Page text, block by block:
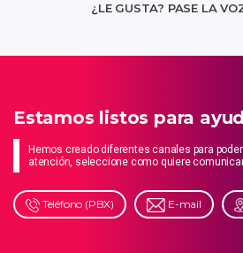
¿LE GUSTA? PASE LA
Estamos listos para
Hemos creado diferentes canales para
atención, seleccione como quiere
Teléfono (PBX) E-mail